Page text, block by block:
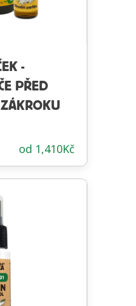
-
PŘED
od 1,410Kč